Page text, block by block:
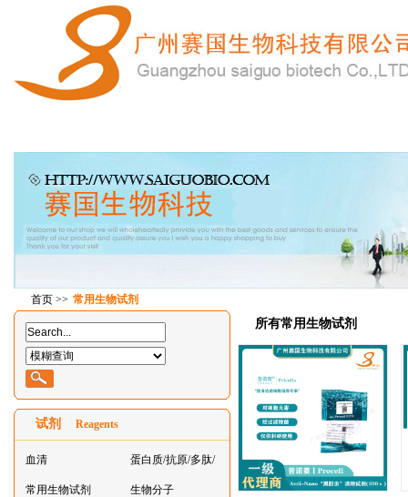
首页 >> 常用生物试剂
试剂 Reagents
血清 蛋白质/抗原/多肽/
酶
常用生物试剂 生物分子
所有常用生物试剂